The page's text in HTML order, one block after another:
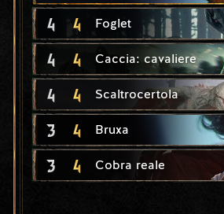
4 4 Foglet
4 4 Caccia: cavaliere
4 4 Scaltrocertola
3 4 Bruxa
3 4 Cobra reale